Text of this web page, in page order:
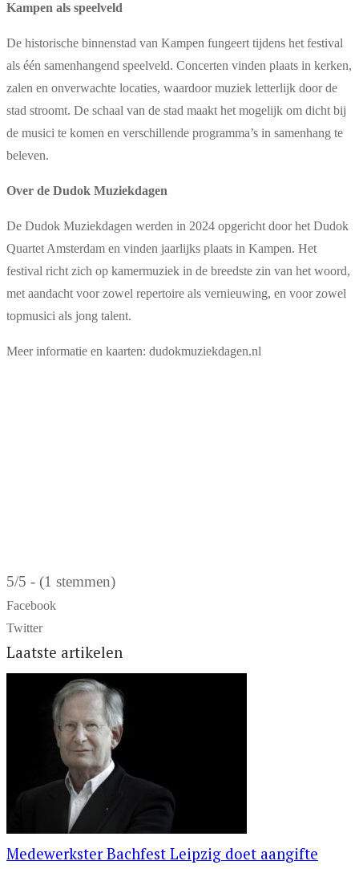
Kampen als speelveld
De historische binnenstad van Kampen fungeert tijdens het festival
als één samenhangend speelveld. Concerten vinden plaats in kerken,
zalen en onverwachte locaties, waardoor muziek letterlijk door de
stad stroomt. De schaal van de stad maakt het mogelijk om dicht bij
de musici te komen en verschillende programma’s in samenhang te
beleven.
Over de Dudok Muziekdagen
De Dudok Muziekdagen werden in 2024 opgericht door het Dudok
Quartet Amsterdam en vinden jaarlijks plaats in Kampen. Het
festival richt zich op kamermuziek in de breedste zin van het woord,
met aandacht voor zowel repertoire als vernieuwing, en voor zowel
topmusici als jong talent.
Meer informatie en kaarten: dudokmuziekdagen.nl
5/5 - (1 stemmen)
Facebook
Twitter
Laatste artikelen
Medewerkster Bachfest Leipzig doet aangifte